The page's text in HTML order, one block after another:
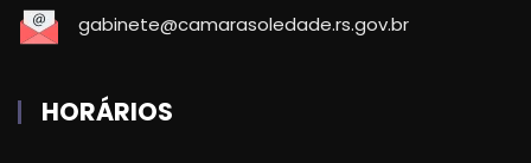
gabinete@camarasoledade.rs.gov.br
HORÁRIOS